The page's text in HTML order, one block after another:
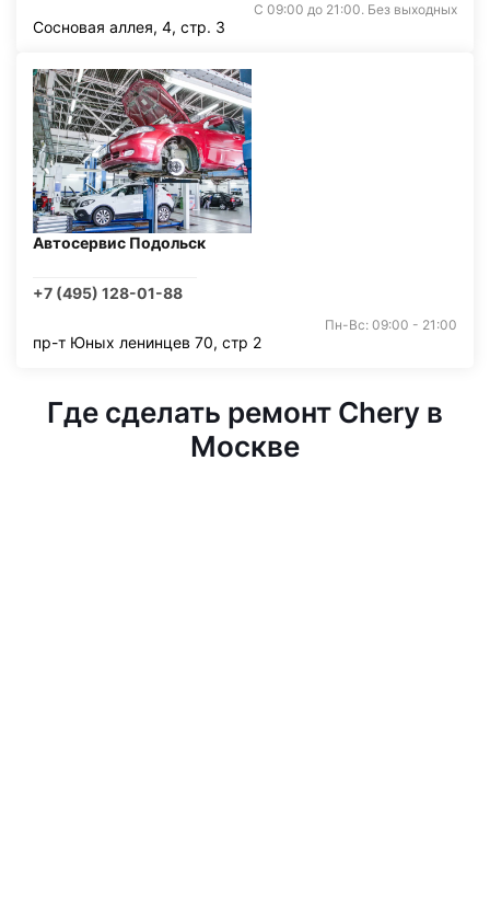
С 09:00 до 21:00. Без выходных
Сосновая аллея, 4, стр. 3
Автосервис Подольск
+7 (495) 128-01-88
Пн-Вс: 09:00 - 21:00
пр-т Юных ленинцев 70, стр 2
Где сделать ремонт Chery в
Москве